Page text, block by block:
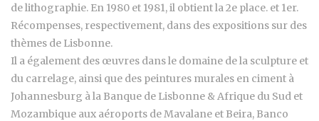
de lithographie. En 1980 et 1981, il obtient la 2e place. et 1er.
Récompenses, respectivement, dans des expositions sur des
thèmes de Lisbonne.
Il a également des œuvres dans le domaine de la sculpture et
du carrelage, ainsi que des peintures murales en ciment à
Johannesburg à la Banque de Lisbonne & Afrique du Sud et
Mozambique aux aéroports de Mavalane et Beira, Banco